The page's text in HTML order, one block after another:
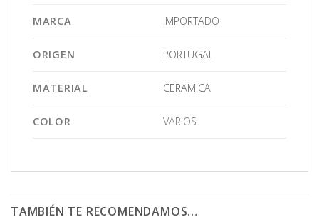
MARCA IMPORTADO
ORIGEN PORTUGAL
MATERIAL CERAMICA
COLOR VARIOS
TAMBIÉN TE RECOMENDAMOS…